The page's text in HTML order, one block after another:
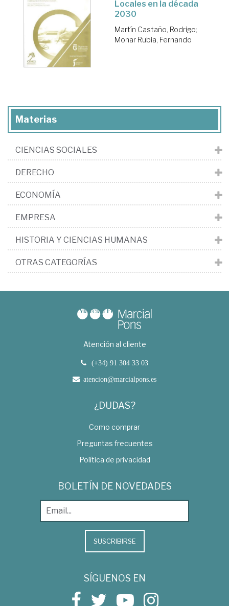
Locales en la década
2030
Martín Castaño, Rodrigo;
Monar Rubia, Fernando
Materias
CIENCIAS SOCIALES
DERECHO
ECONOMÍA
EMPRESA
HISTORIA Y CIENCIAS HUMANAS
OTRAS CATEGORÍAS
Atención al cliente
(+34) 91 304 33 03
atencion@marcialpons.es
¿DUDAS?
Como comprar
Preguntas frecuentes
Política de privacidad
BOLETÍN DE NOVEDADES
SUSCRIBIRSE
SÍGUENOS EN